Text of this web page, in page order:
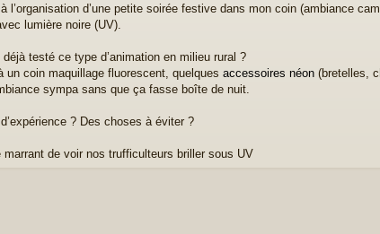
l’organisation d’une petite soirée festive dans mon coin (ambiance
lumière noire (UV).
testé ce type d’animation en milieu rural ?
un coin maquillage fluorescent, quelques accessoires néon (bretelles,
sympa sans que ça fasse boîte de nuit.
? Des choses à éviter ?
marrant de voir nos trufficulteurs briller sous UV